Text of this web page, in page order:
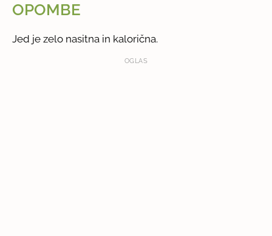
OPOMBE
Jed je zelo nasitna in kalorična.
OGLAS